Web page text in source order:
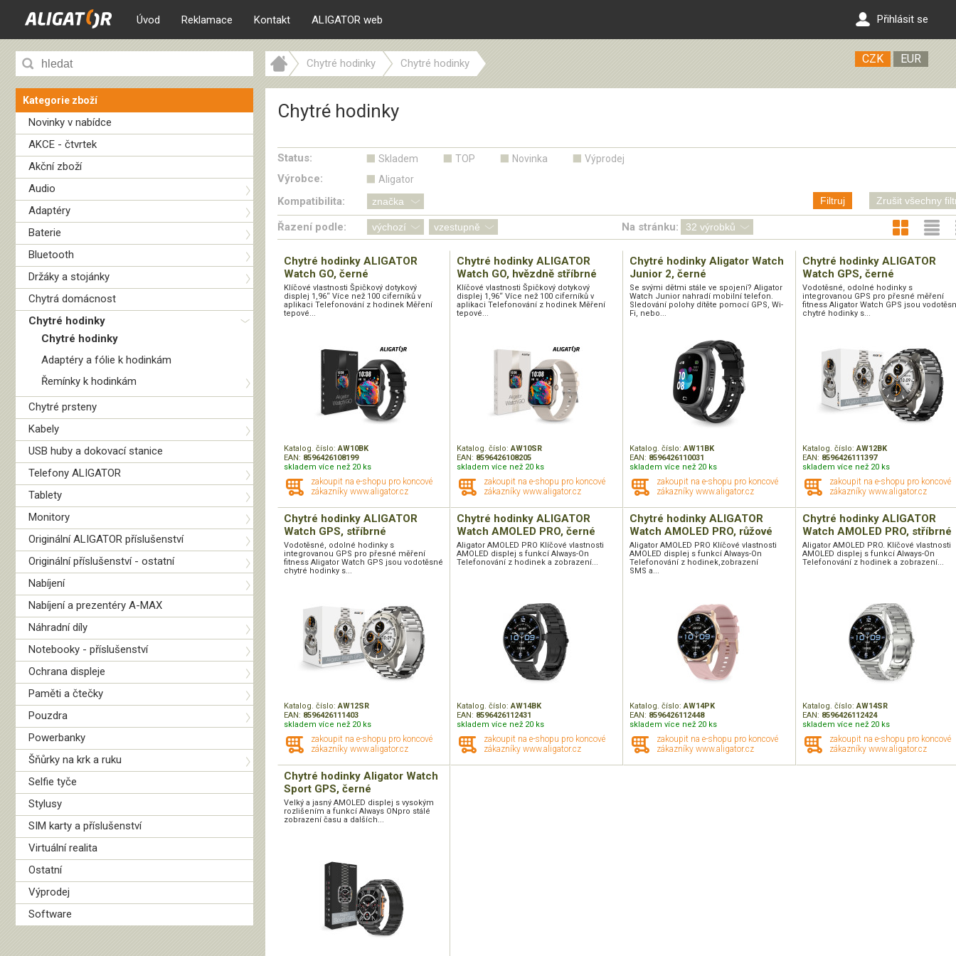
Úvod Reklamace Kontakt ALIGATOR web Přihlásit se
Kategorie zboží
Novinky v nabídce
AKCE - čtvrtek
Akční zboží
Audio
Adaptéry
Baterie
Bluetooth
Držáky a stojánky
Chytrá domácnost
Chytré hodinky
Chytré hodinky
Adaptéry a fólie k hodinkám
Řemínky k hodinkám
Chytré prsteny
Kabely
USB huby a dokovací stanice
Telefony ALIGATOR
Tablety
Monitory
Originální ALIGATOR příslušenství
Originální příslušenství - ostatní
Nabíjení
Nabíjení a prezentéry A-MAX
Náhradní díly
Notebooky - příslušenství
Ochrana displeje
Paměti a čtečky
Pouzdra
Powerbanky
Šňůrky na krk a ruku
Selfie tyče
Stylusy
SIM karty a příslušenství
Virtuální realita
Ostatní
Výprodej
Software
Chytré hodinky Chytré hodinky CZK EUR
Chytré hodinky
Status: Skladem TOP Novinka Výprodej
Výrobce: Aligator
Kompatibilita: Filtruj Zrušit všechny
Řazení podle: Na stránku:
Chytré hodinky ALIGATOR
Watch GO, černé
Klíčové vlastnosti Špičkový dotykový
displej 1,96“ Více než 100 ciferníků v
aplikaci Telefonování z hodinek Měření
tepové...
Katalog. číslo:AW10BK
EAN: 8596426108199
skladem více než 20 ks
zakoupit na e-shopu pro koncové
zákazníky www.aligator.cz
Chytré hodinky ALIGATOR
Watch GO, hvězdně stříbrné
Klíčové vlastnosti Špičkový dotykový
displej 1,96“ Více než 100 ciferníků v
aplikaci Telefonování z hodinek Měření
tepové...
Katalog. číslo:AW10SR
EAN: 8596426108205
skladem více než 20 ks
zakoupit na e-shopu pro koncové
zákazníky www.aligator.cz
Chytré hodinky Aligator Watch
Junior 2, černé
Se svými dětmi stále ve spojení? Aligator
Watch Junior nahradí mobilní telefon.
Sledování polohy dítěte pomocí GPS, Wi-
Fi, nebo...
Katalog. číslo:AW11BK
EAN: 8596426110031
skladem více než 20 ks
zakoupit na e-shopu pro koncové
zákazníky www.aligator.cz
Chytré hodinky ALIGATOR
Watch GPS, černé
Vodotěsné, odolné hodinky s
integrovanou GPS pro přesné měření
fitness Aligator Watch GPS jsou
chytré hodinky s...
Katalog. číslo:AW12BK
EAN: 8596426111397
skladem více než 20 ks
zakoupit na e-shopu pro koncové
zákazníky www.aligator.cz
Chytré hodinky ALIGATOR
Watch GPS, stříbrné
Vodotěsné, odolné hodinky s
integrovanou GPS pro přesné měření
fitness Aligator Watch GPS jsou vodotěsné
chytré hodinky s...
Katalog. číslo:AW12SR
EAN: 8596426111403
skladem více než 20 ks
zakoupit na e-shopu pro koncové
zákazníky www.aligator.cz
Chytré hodinky ALIGATOR
Watch AMOLED PRO, černé
Aligator AMOLED PRO Klíčové vlastnosti
AMOLED displej s funkcí Always-On
Telefonování z hodinek a zobrazení...
Katalog. číslo:AW14BK
EAN: 8596426112431
skladem více než 20 ks
zakoupit na e-shopu pro koncové
zákazníky www.aligator.cz
Chytré hodinky ALIGATOR
Watch AMOLED PRO, růžové
Aligator AMOLED PRO Klíčové vlastnosti
AMOLED displej s funkcí Always-On
Telefonování z hodinek,zobrazení
SMS a...
Katalog. číslo:AW14PK
EAN: 8596426112448
skladem více než 20 ks
zakoupit na e-shopu pro koncové
zákazníky www.aligator.cz
Chytré hodinky ALIGATOR
Watch AMOLED PRO, stříbrné
Aligator AMOLED PRO. Klíčové vlastnosti
AMOLED displej s funkcí Always-On
Telefonování z hodinek a zobrazení...
Katalog. číslo:AW14SR
EAN: 8596426112424
skladem více než 20 ks
zakoupit na e-shopu pro koncové
zákazníky www.aligator.cz
Chytré hodinky Aligator Watch
Sport GPS, černé
Velký a jasný AMOLED displej s vysokým
rozlišením a funkcí Always ONpro stálé
zobrazení času a dalších...